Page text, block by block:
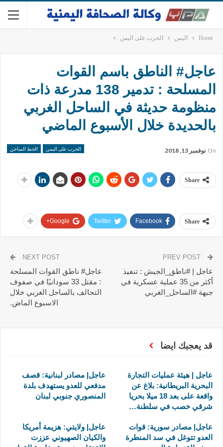
Home اليمن الحرب على اليمن
عاجل# الناطق باسم القوات
المسلحة : تدمير 138 مدرعة ذات
منظومة حديثة في الساحل الغربي
بالحديدة خلال الأسبوع الماضي
الحرب على اليمن الخط الساخن On نوفمبر 13, 2018
Share
Share
Facebook
Twitter
Google+
عاجل | #ناطق_الجيش : تنفيذ
أكثر من 35 عملية عسكرية في
جبهة #الساحل_الغربي
NEXT POST
عاجل# ناطق القوات المسلحة
: مقتل 33 سودانيًا في صفوف
التحالف بالساحل الغربي خلال
الاسبوع الماض.
قد يعجبك ايضا
عاجل | هيئة عمليات التجارة
البحرية البريطانية: بلاغ عن
واقعة على بعد 18 ميلا بحريا
شرقي خصب في سلطنة…
عاجل| مصادر لبنانية: قصف
مدفعي للعدو يستهدف بلدة
المنصوري جنوبي لبنان
عاجل| مصادر سورية: قوات
العدو تتوغل في سد المنطرة
عاجل| ولايتي: هزيمة أمريكا
والكيان الصهيوني عززت